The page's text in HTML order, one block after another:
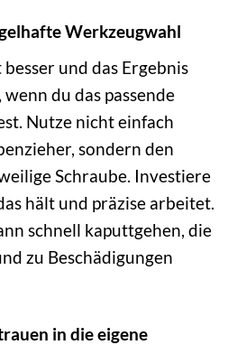
Werkzeugwahl
und das Ergebnis
du das passende
Nutze nicht einfach
sondern den
Schraube. Investiere
hält und präzise arbeitet.
schnell kaputtgehen, die
zu Beschädigungen
in die eigene